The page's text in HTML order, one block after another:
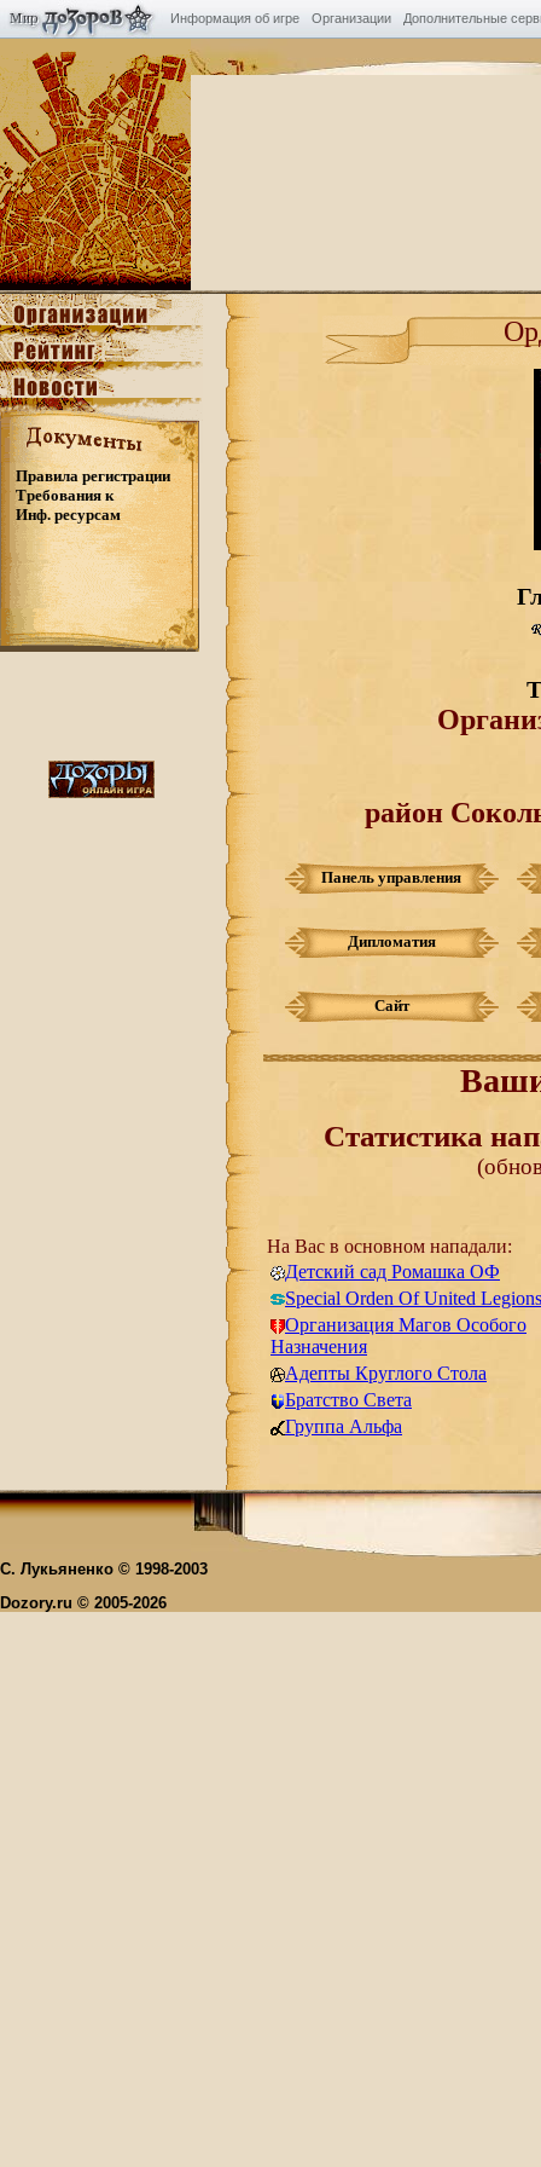
Информация об игре Организации Дополнительные
Правила регистрации
Требования к
Инф. ресурсам
район
Панель управления
Дипломатия
Сайт
Статистика
На Вас в основном нападали:
Детский сад Ромашка ОФ
Special Orden Of United Legions
Oрганизация Магов Особого
Назначения
Адепты Круглого Стола
Братство Света
Группа Альфа
С. Лукьяненко © 1998-2003
Dozory.ru © 2005-2026